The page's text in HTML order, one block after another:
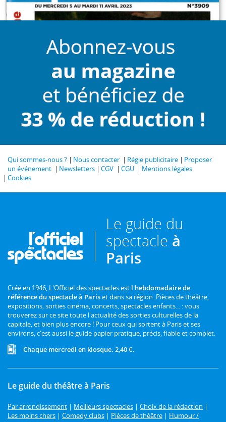
Qui sommes-nous ? Nous contacter Régie publicitaire
Proposer
un événement
Newsletters CGV CGU
Mentions légales
Cookies
Le guide du
spectacle à
Paris
Créé en 1946, L'Officiel des spectacles est l'hebdomadaire de
référence du spectacle à Pariset dans sa région. Pièces de théâtre,
expositions, sorties cinéma, concerts, spectacles enfants... : vous
trouverez sur ce site toute l'actualité des sorties culturelles de la
capitale, et bien plus encore ! Pour ceux qui sortent à Paris et ses
environs, c'est aussi le guide papier pratique, précis, fiable et complet.
Chaque mercredi en kiosque. 2,40 €.
Le guide du théâtre à Paris
Par arrondissement | Meilleurs spectacles | Choix de la rédaction |
Les moins chers | Comedy clubs | Pièces de théâtre | Humour /